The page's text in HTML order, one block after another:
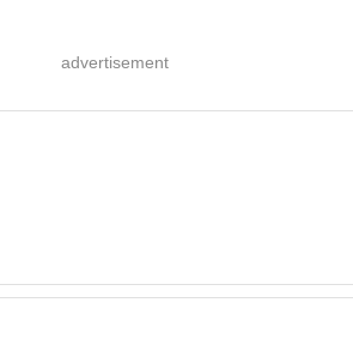
advertisement